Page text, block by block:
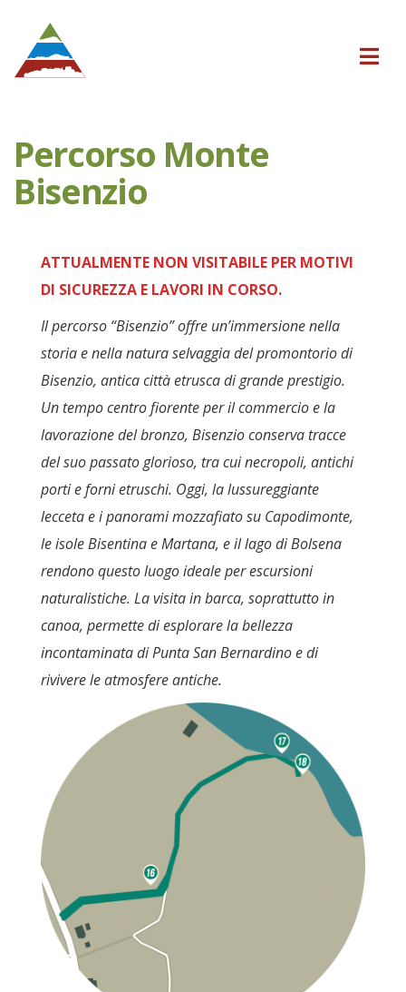
Percorso Monte
Bisenzio
ATTUALMENTE NON VISITABILE PER MOTIVI
DI SICUREZZA E LAVORI IN CORSO.
Il percorso “Bisenzio” offre un’immersione nella
storia e nella natura selvaggia del promontorio di
Bisenzio, antica città etrusca di grande prestigio.
Un tempo centro fiorente per il commercio e la
lavorazione del bronzo, Bisenzio conserva tracce
del suo passato glorioso, tra cui necropoli, antichi
porti e forni etruschi. Oggi, la lussureggiante
lecceta e i panorami mozzafiato su Capodimonte,
le isole Bisentina e Martana, e il lago di Bolsena
rendono questo luogo ideale per escursioni
naturalistiche. La visita in barca, soprattutto in
canoa, permette di esplorare la bellezza
incontaminata di Punta San Bernardino e di
rivivere le atmosfere antiche.